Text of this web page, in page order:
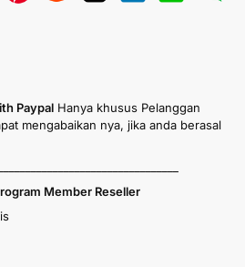
Paypal Hanya khusus Pelanggan
mengabaikan nya, jika anda berasal
Member Reseller